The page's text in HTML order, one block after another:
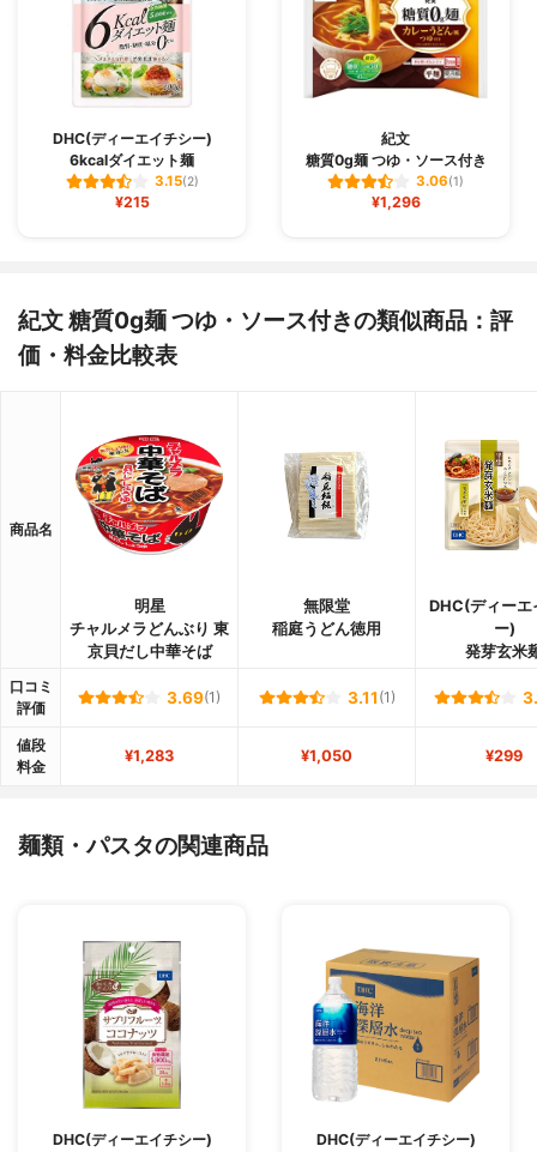
DHC(ディーエイチシー)
6kcalダイエット麺
3.15(2)
¥215
紀文
糖質0g麺 つゆ・ソース付き
3.06(1)
¥1,296
紀文 糖質0g麺 つゆ・ソース付きの類似商品：評
価・料金比較表
商品名
明星
チャルメラどんぶり 東
京貝だし中華そば
無限堂
稲庭うどん徳用
DHC(ディーエ
ー)
発芽玄米
口コミ
評価
3.69(1) 3.11 (1)
値段
料金
¥1,283 ¥1,050 ¥299
麺類・パスタの関連商品
DHC(ディーエイチシー)
DHC(ディーエイチシー)